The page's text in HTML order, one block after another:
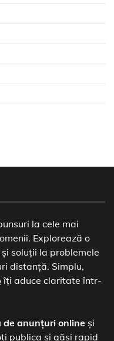
la cele mai
Explorează o
soluții la problemele
distanță. Simplu,
îți aduce claritate într-
de anunțuri online și
publica și găsi rapid